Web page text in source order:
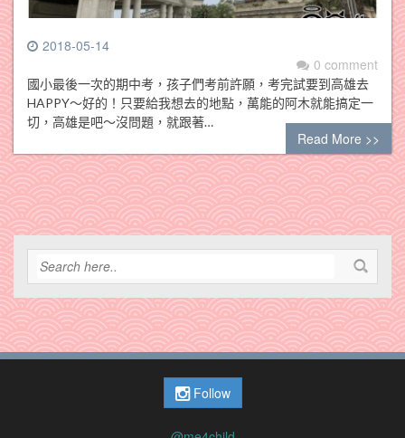
2018-05-14
0 comment
國小最後一次的期中考，孩子們考前許願，考完試要到高雄去
HAPPY～好的！只要給我想去的地點，萬能的阿木就能搞定一
切，高雄是吧～沒問題，就跟著…
Read More >>
Follow